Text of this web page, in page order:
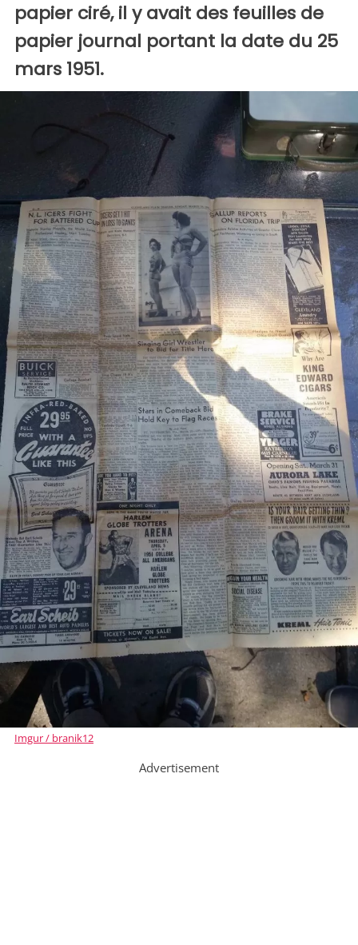
papier ciré, il y avait des feuilles de
papier journal portant la date du 25
mars 1951.
Imgur / branik12
Advertisement